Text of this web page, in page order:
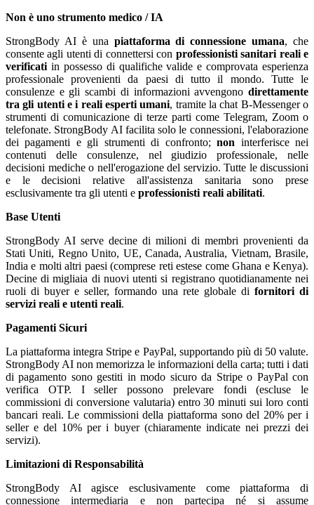
Non è uno strumento medico / IA
StrongBody AI è una piattaforma di connessione umana, che
consente agli utenti di connettersi con professionisti sanitari reali e
verificati in possesso di qualifiche valide e comprovata esperienza
professionale provenienti da paesi di tutto il mondo. Tutte le
consulenze e gli scambi di informazioni avvengono direttamente
tra gli utenti e i reali esperti umani, tramite la chat B-Messenger o
strumenti di comunicazione di terze parti come Telegram, Zoom o
telefonate. StrongBody AI facilita solo le connessioni, l'elaborazione
dei pagamenti e gli strumenti di confronto;non interferisce nei
contenuti delle consulenze, nel giudizio professionale, nelle
decisioni mediche o nell'erogazione del servizio. Tutte le discussioni
e le decisioni relative all'assistenza sanitaria sono prese
esclusivamente tra gli utenti e professionisti reali abilitati.
Base Utenti
StrongBody AI serve decine di milioni di membri provenienti da
Stati Uniti, Regno Unito, UE, Canada, Australia, Vietnam, Brasile,
India e molti altri paesi (comprese reti estese come Ghana e Kenya).
Decine di migliaia di nuovi utenti si registrano quotidianamente nei
ruoli di buyer e seller, formando una rete globale di fornitori di
servizi reali e utenti reali.
Pagamenti Sicuri
La piattaforma integra Stripe e PayPal, supportando più di 50 valute.
StrongBody AI non memorizza le informazioni della carta; tutti i dati
di pagamento sono gestiti in modo sicuro da Stripe o PayPal con
verifica OTP. I seller possono prelevare fondi (escluse le
commissioni di conversione valutaria) entro 30 minuti sui loro conti
bancari reali. Le commissioni della piattaforma sono del 20% per i
seller e del 10% per i buyer (chiaramente indicate nei prezzi dei
servizi).
Limitazioni di Responsabilità
StrongBody AI agisce esclusivamente come piattaforma di
connessione intermediaria e non partecipa né si assume